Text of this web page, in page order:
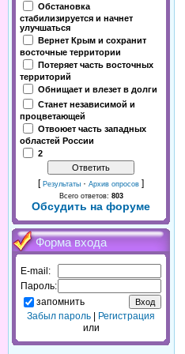
Обстановка
стабилизируется и начнет
улучшаться
Вернет Крым и сохранит
восточные территории
Потеряет часть восточных
территорий
Обнищает и влезет в долги
Станет независимой и
процветающей
Отвоюет часть западных
областей России
2
[ Результаты · Архив опросов ]
Всего ответов: 803
Обсудить на форуме
Форма входа
E-mail:
Пароль:
запомнить
Забыл пароль
Регистрация
или